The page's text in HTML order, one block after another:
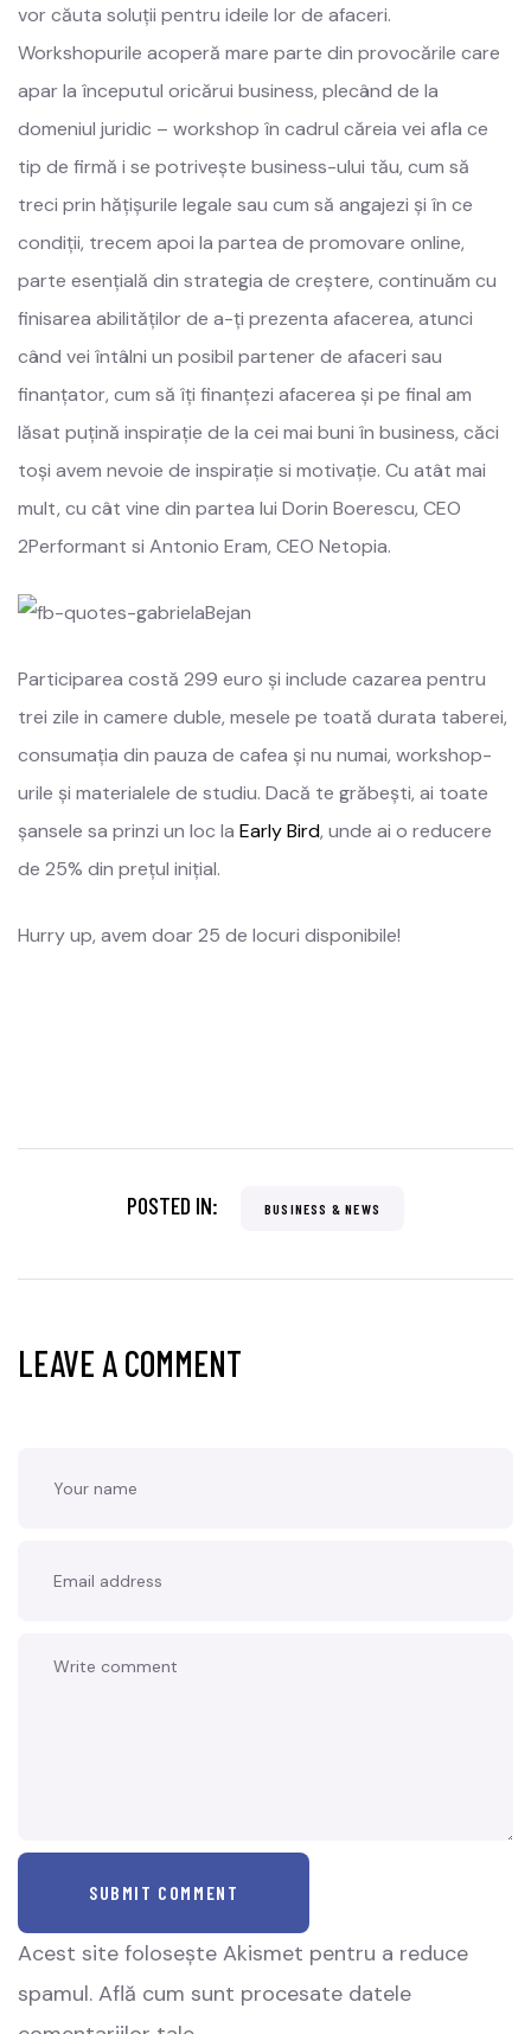
vor căuta soluții pentru ideile lor de afaceri.
Workshopurile acoperă mare parte din provocările care
apar la începutul oricărui business, plecând de la
domeniul juridic – workshop în cadrul căreia vei afla ce
tip de firmă i se potrivește business-ului tău, cum să
treci prin hățișurile legale sau cum să angajezi și în ce
condiții, trecem apoi la partea de promovare online,
parte esențială din strategia de creștere, continuăm cu
finisarea abilităților de a-ți prezenta afacerea, atunci
când vei întâlni un posibil partener de afaceri sau
finanțator, cum să îți finanțezi afacerea și pe final am
lăsat puțină inspirație de la cei mai buni în business, căci
toși avem nevoie de inspirație si motivație. Cu atât mai
mult, cu cât vine din partea lui Dorin Boerescu, CEO
2Performant si Antonio Eram, CEO Netopia.
Participarea costă 299 euro și include cazarea pentru
trei zile in camere duble, mesele pe toată durata taberei,
consumația din pauza de cafea și nu numai, workshop-
urile și materialele de studiu. Dacă te grăbești, ai toate
șansele sa prinzi un loc la Early Bird, unde ai o reducere
de 25% din prețul inițial.
Hurry up, avem doar 25 de locuri disponibile!
POSTED IN: BUSINESS & NEWS
LEAVE A COMMENT
SUBMIT COMMENT
Acest site folosește Akismet pentru a reduce
spamul. Află cum sunt procesate datele